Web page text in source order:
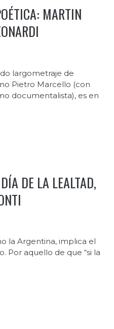
MARTIN
largometraje de
Pietro Marcello (con
documentalista), es en
DE LA LEALTAD,
la Argentina, implica el
Por aquello de que “si la